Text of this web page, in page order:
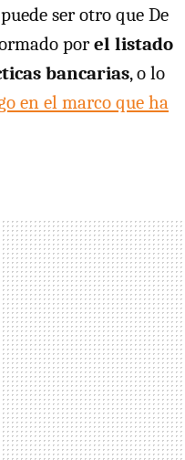
ser otro que De
porel listado
bancarias, o lo
en el marco que ha